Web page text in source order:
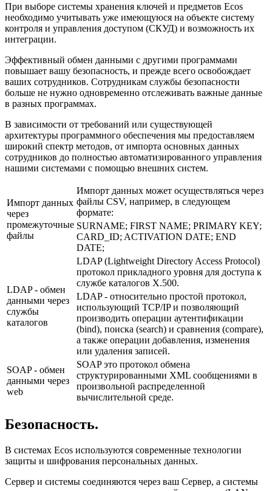
При выборе системы хранения ключей и предметов Ecos
необходимо учитывать уже имеющуюся на объекте систему
контроля и управления доступом (СКУД) и возможность их
интеграции.
Эффективный обмен данными с другими программами
повышает вашу безопасность, и прежде всего освобождает
ваших сотрудников. Сотрудникам службы безопасности
больше не нужно одновременно отслеживать важные данные
в разных программах.
В зависимости от требований или существующей
архитектуры программного обеспечения мы предоставляем
широкий спектр методов, от импорта основных данных
сотрудников до полностью автоматизированного управления
нашими системами с помощью внешних систем.
Импорт данных
через
промежуточные
файлы
Импорт данных может осуществляться через
файлы CSV, например, в следующем
формате:
SURNAME; FIRST NAME; PRIMARY KEY;
CARD_ID; ACTIVATION DATE; END
DATE;
LDAP - обмен
данными через
службы
каталогов
LDAP (Lightweight Directory Access Protocol)
протокол прикладного уровня для доступа к
службе каталогов X.500.
LDAP - относительно простой протокол,
использующий TCP/IP и позволяющий
производить операции аутентификации
(bind), поиска (search) и сравнения (compare),
а также операции добавления, изменения
или удаления записей.
SOAP - обмен
данными через
web
SOAP это протокол обмена
структурированными XML сообщениями в
произвольной распределенной
вычислительной среде.
Безопасность.
В системах Ecos используются современные технологии
защиты и шифрования персональных данных.
Сервер и системы соединяются через ваш Сервер, а системы